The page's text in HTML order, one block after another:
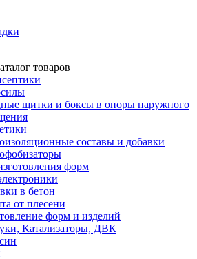
товаров
щитки и боксы в опоры наружного
составы и добавки
форм
в бетон
от плесени
форм и изделий
Катализаторы, ДВК